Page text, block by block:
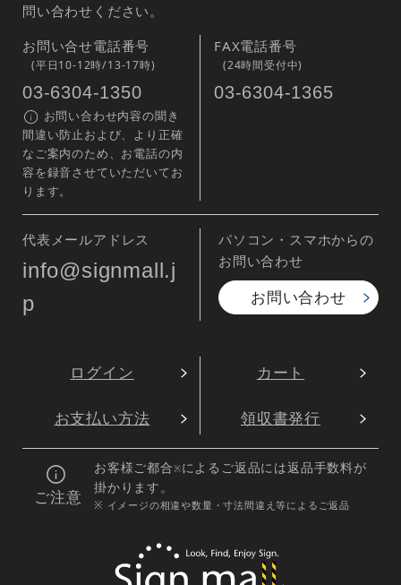
問い合わせください。
お問い合せ電話番号
(平日10-12時/13-17時)
03-6304-1350
お問い合わせ内容の聞き
間違い防止および、より正確
なご案内のため、お電話の内
容を録音させていただいてお
ります。
FAX電話番号
(24時間受付中)
03-6304-1365
代表メールアドレス
info@signmall.j
p
パソコン・スマホからの
お問い合わせ
お問い合わせ
ログイン カート
お支払い方法 領収書発行
ご注意
お客様ご都合※によるご返品には返品手数料が
掛かります。
※ イメージの相違や数量・寸法間違え等によるご返品